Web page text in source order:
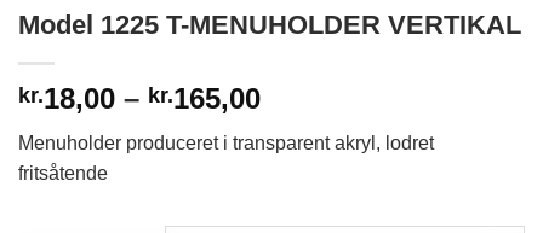
Model 1225 T-MENUHOLDER VERTIKAL
kr.18,00 – kr.165,00Prisinterval:
til
Menuholder produceret i transparent akryl, lodret
fritsåtende